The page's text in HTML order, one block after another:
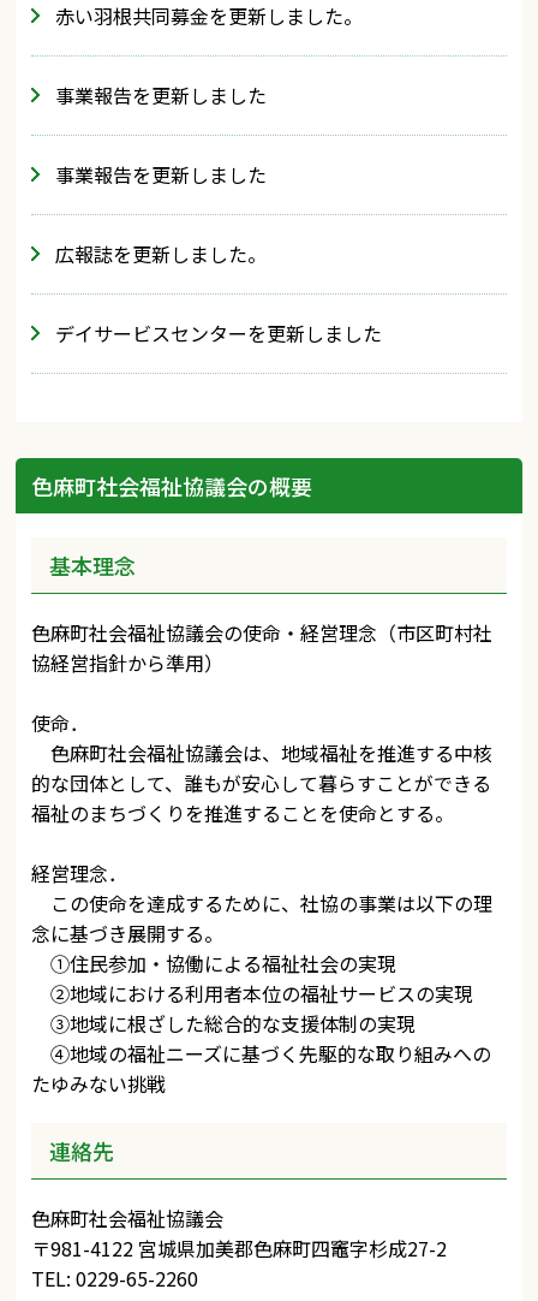
赤い羽根共同募金を更新しました。
事業報告を更新しました
事業報告を更新しました
広報誌を更新しました。
デイサービスセンターを更新しました
色麻町社会福祉協議会の概要
基本理念
色麻町社会福祉協議会の使命・経営理念（市区町村社
協経営指針から準用）
使命．
色麻町社会福祉協議会は、地域福祉を推進する中核
的な団体として、誰もが安心して暮らすことができる
福祉のまちづくりを推進することを使命とする。
経営理念．
この使命を達成するために、社協の事業は以下の理
念に基づき展開する。
①住民参加・協働による福祉社会の実現
②地域における利用者本位の福祉サービスの実現
③地域に根ざした総合的な支援体制の実現
④地域の福祉ニーズに基づく先駆的な取り組みへの
たゆみない挑戦
連絡先
色麻町社会福祉協議会
〒981-4122 宮城県加美郡色麻町四竈字杉成27-2
TEL: 0229-65-2260